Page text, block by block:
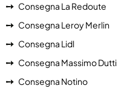
Consegna La Redoute
Consegna Leroy Merlin
Consegna Lidl
Consegna Massimo Dutti
Consegna Notino